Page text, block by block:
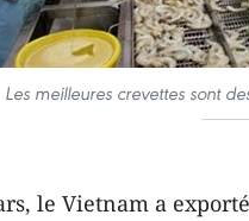
Les meilleures crevettes sont
le Vietnam a